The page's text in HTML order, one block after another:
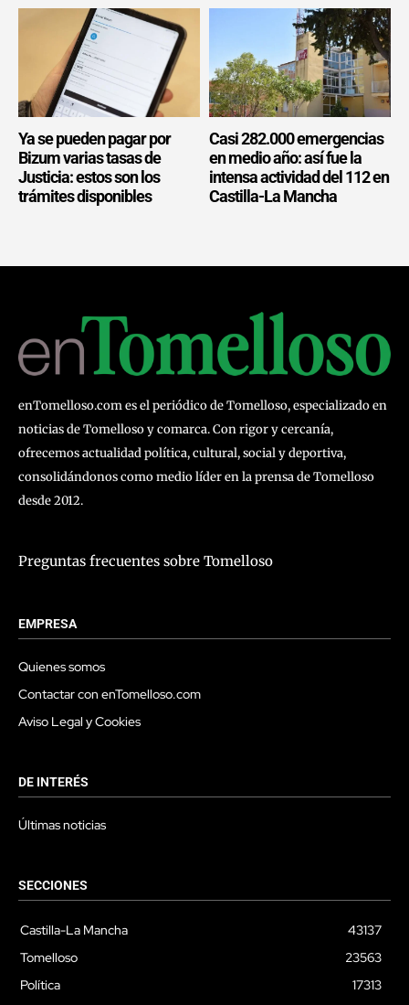
Ya se pueden pagar por
Bizum varias tasas de
Justicia: estos son los
trámites disponibles
Casi 282.000 emergencias
en medio año: así fue la
intensa actividad del 112 en
Castilla-La Mancha
enTomelloso.com es el periódico de Tomelloso, especializado en
noticias de Tomelloso y comarca. Con rigor y cercanía,
ofrecemos actualidad política, cultural, social y deportiva,
consolidándonos como medio líder en la prensa de Tomelloso
desde 2012.
Preguntas frecuentes sobre Tomelloso
EMPRESA
Quienes somos
Contactar con enTomelloso.com
Aviso Legal y Cookies
DE INTERÉS
Últimas noticias
SECCIONES
Castilla-La Mancha
43137
Tomelloso
23563
Política
17313